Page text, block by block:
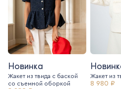
Новинка
Жакет из твида с баской
со съемной оборкой
Жакет из
8 980 ₽